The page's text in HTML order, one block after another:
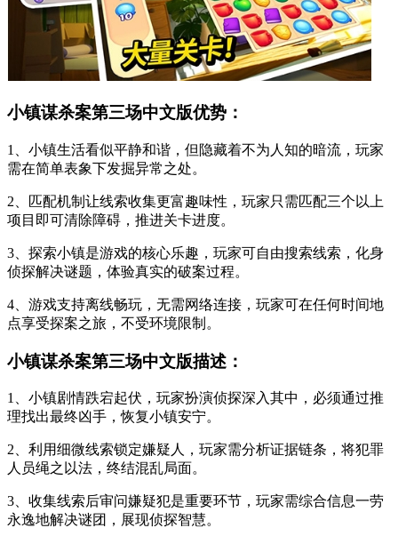
小镇谋杀案第三场中文版优势：
1、小镇生活看似平静和谐，但隐藏着不为人知的暗流，玩家
需在简单表象下发掘异常之处。
2、匹配机制让线索收集更富趣味性，玩家只需匹配三个以上
项目即可清除障碍，推进关卡进度。
3、探索小镇是游戏的核心乐趣，玩家可自由搜索线索，化身
侦探解决谜题，体验真实的破案过程。
4、游戏支持离线畅玩，无需网络连接，玩家可在任何时间地
点享受探案之旅，不受环境限制。
小镇谋杀案第三场中文版描述：
1、小镇剧情跌宕起伏，玩家扮演侦探深入其中，必须通过推
理找出最终凶手，恢复小镇安宁。
2、利用细微线索锁定嫌疑人，玩家需分析证据链条，将犯罪
人员绳之以法，终结混乱局面。
3、收集线索后审问嫌疑犯是重要环节，玩家需综合信息一劳
永逸地解决谜团，展现侦探智慧。